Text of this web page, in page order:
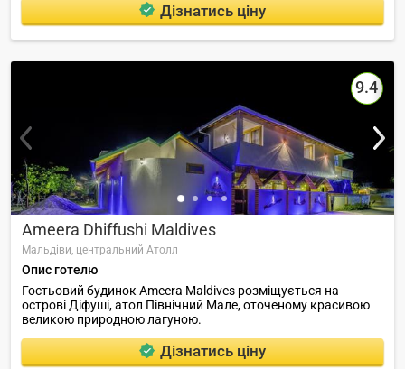
Дізнатись ціну
9.4
Ameera Dhiffushi Maldives
Мальдіви, центральний Атолл
Опис готелю
Гостьовий будинок Ameera Maldives розміщується на
острові Діфуші, атол Північний Мале, оточеному красивою
великою природною лагуною.
Дізнатись ціну